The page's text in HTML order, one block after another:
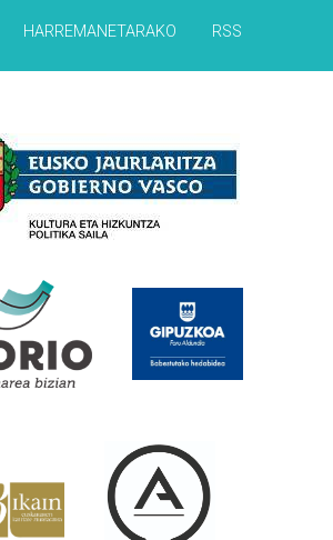
HARREMANETARAKO RSS